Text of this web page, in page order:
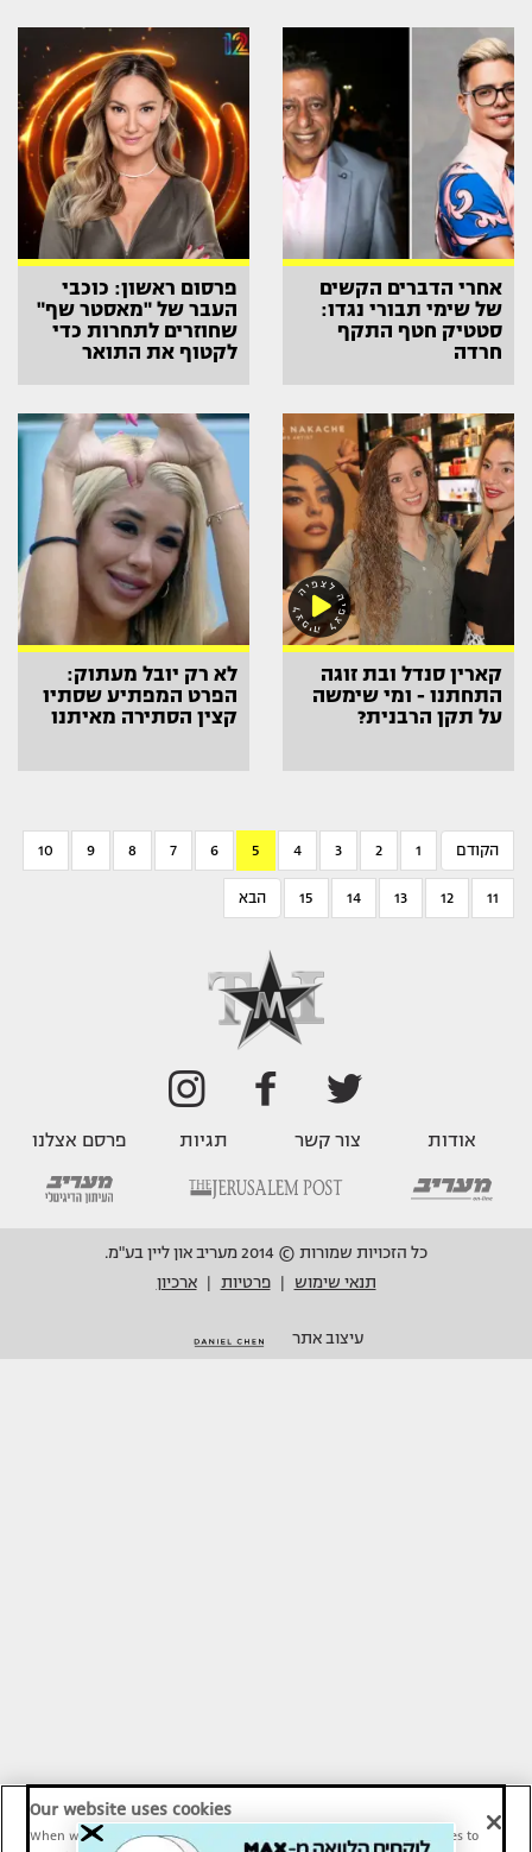
אחרי הדברים הקשים
של שימי תבורי נגדו:
סטטיק חטף התקף
חרדה
פרסום ראשון: כוכבי
העבר של "מאסטר שף"
שחוזרים לתחרות כדי
לקטוף את התואר
קארין סנדל ובת זוגה
התחתנו - ומי שימשה
על תקן הרבנית?
לא רק יובל מעתוק:
הפרט המפתיע שסתיו
קצין הסתירה מאיתנו
הקודם 1
2
3
4
5
6
7
8
9
10
11
12
13
14
15 הבא
אודות צור קשר תגיות פרסם אצלנו
כל הזכויות שמורות © 2014 מעריב און ליין בע"מ.
תנאי שימוש
פרטיות ארכיון
עיצוב אתר
Our website uses cookies
When we provide Maariv, TMI and Sport1 content online, we use cookies to